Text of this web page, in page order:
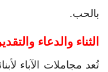
بالحب.
الثناء والدعاء
تُعد مجاملات الآباء